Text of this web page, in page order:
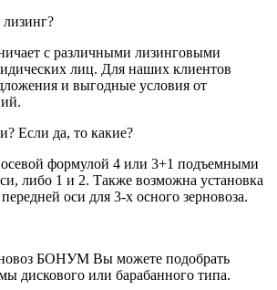
с различными лизинговыми
лиц. Для наших клиентов
и выгодные условия от
Если да, то какие?
формулой 4 или 3+1 подъемными
либо 1 и 2. Также возможна установка
оси для 3-х осного зерновоза.
БОНУМ Вы можете подобрать
дискового или барабанного типа.